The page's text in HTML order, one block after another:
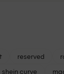
reserved
shein curve